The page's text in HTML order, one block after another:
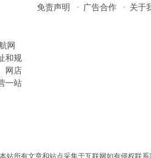
网
和规
网店
一站
免责声明 广告合作 关于
所有文章和站点采集于互联网如有侵权联系